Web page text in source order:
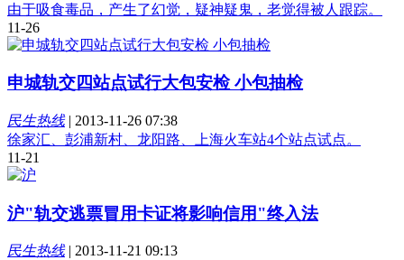
由于吸食毒品，产生了幻觉，疑神疑鬼，老觉得被人跟踪。
11-26
申城轨交四站点试行大包安检 小包抽检
民生热线| 2013-11-26 07:38
徐家汇、彭浦新村、龙阳路、上海火车站4个站点试点。
11-21
沪"轨交逃票冒用卡证将影响信用"终入法
民生热线| 2013-11-21 09:13